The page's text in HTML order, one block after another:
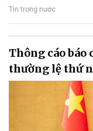
Tin trong nước
Thông cáo báo
thường lệ thứ